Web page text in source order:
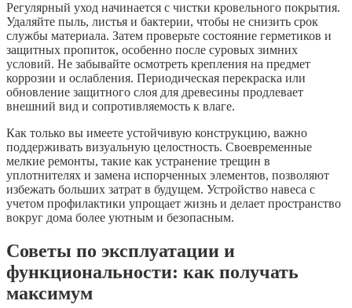
Регулярный уход начинается с чистки кровельного покрытия.
Удаляйте пыль, листья и бактерии, чтобы не снизить срок
службы материала. Затем проверьте состояние герметиков и
защитных пропиток, особенно после суровых зимних
условий. Не забывайте осмотреть крепления на предмет
коррозии и ослабления. Периодическая перекраска или
обновление защитного слоя для древесины продлевает
внешний вид и сопротивляемость к влаге.
Как только вы имеете устойчивую конструкцию, важно
поддерживать визуальную целостность. Своевременные
мелкие ремонты, такие как устранение трещин в
уплотнителях и замена испорченных элементов, позволяют
избежать больших затрат в будущем. Устройство навеса с
учетом профилактики упрощает жизнь и делает пространство
вокруг дома более уютным и безопасным.
Советы по эксплуатации и
функциональности: как получать
максимум